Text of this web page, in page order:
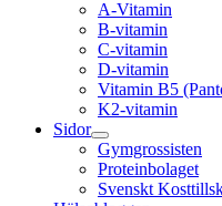
A-Vitamin
B-vitamin
C-vitamin
D-vitamin
Vitamin B5
K2-vitamin
Sidor
Gymgrossisten
Proteinbolaget
Svenskt